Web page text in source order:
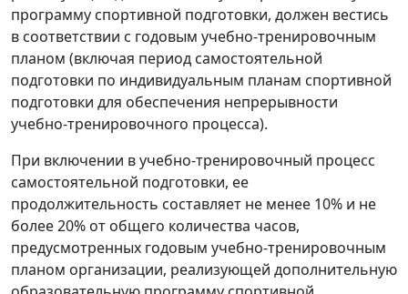
программу спортивной подготовки, должен вестись
в соответствии с годовым учебно-тренировочным
планом (включая период самостоятельной
подготовки по индивидуальным планам спортивной
подготовки для обеспечения непрерывности
учебно-тренировочного процесса).
При включении в учебно-тренировочный процесс
самостоятельной подготовки, ее
продолжительность составляет не менее 10% и не
более 20% от общего количества часов,
предусмотренных годовым учебно-тренировочным
планом организации, реализующей дополнительную